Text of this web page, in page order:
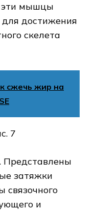
эти мышцы
достижения
скелета
сжечь жир на
7
Представлены
затяжки
связочного
и